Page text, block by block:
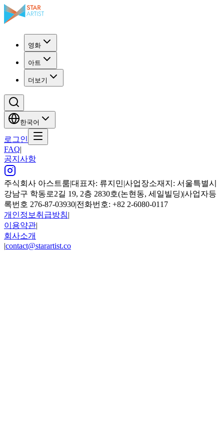
영화
아트
더보기
한국어
로그인
FAQ|
공지사항
주식회사 아스트룸|대표자: 류지민|사업장소재지: 서울특별시
강남구 학동로2길 19, 2층 2830호(논현동, 세일빌딩)|사업자등
록번호 276-87-03930|전화번호: +82 2-6080-0117
개인정보취급방침|
이용약관|
회사소개
|contact@starartist.co